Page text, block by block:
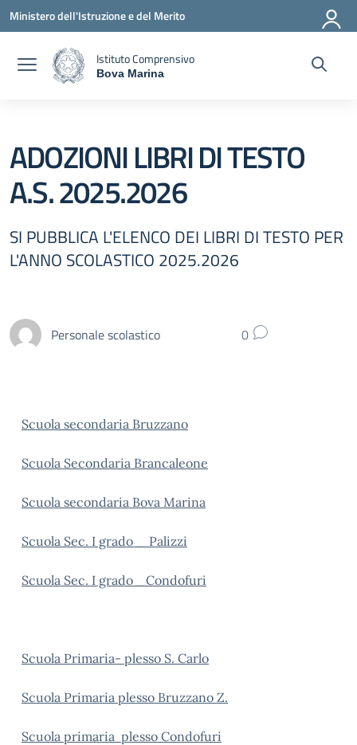
Vai ai contenuti
Vai al menu di navigazione
Vai al footer
Ministero dell'Istruzione e del Merito
Istituto Comprensivo
Bova Marina
ADOZIONI LIBRI DI TESTO
A.S. 2025.2026
SI PUBBLICA L'ELENCO DEI LIBRI DI TESTO PER
L'ANNO SCOLASTICO 2025.2026
Personale scolastico 0
Scuola secondaria Bruzzano
Scuola Secondaria Brancaleone
Scuola secondaria Bova Marina
Scuola Sec. I grado _ Palizzi
Scuola Sec. I grado _Condofuri
Scuola Primaria- plesso S. Carlo
Scuola Primaria plesso Bruzzano Z.
Scuola primaria plesso Condofuri